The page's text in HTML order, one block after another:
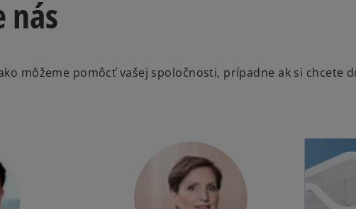
môžeme pomôcť vašej spoločnosti, prípadne ak si